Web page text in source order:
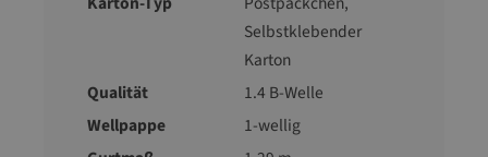
Selbstklebender
Karton
Qualität
1.4 B-Welle
Wellpappe
1-wellig